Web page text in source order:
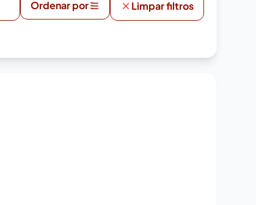
Ordenar por Limpar filtros